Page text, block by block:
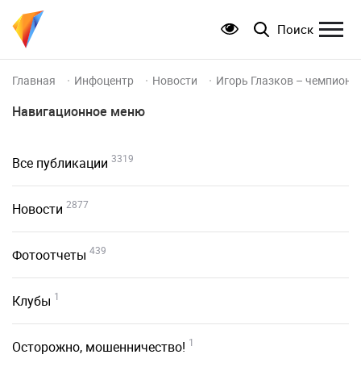
Поиск
Главная Инфоцентр Новости Игорь Глазков –
Навигационное меню
Все публикации 3319
Новости 2877
Фотоотчеты 439
Клубы 1
Осторожно, мошенничество! 1